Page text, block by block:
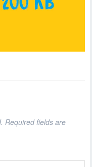
Required fields are